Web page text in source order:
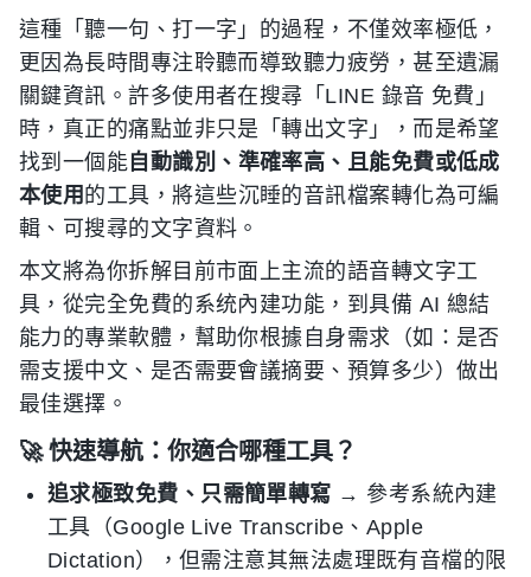
這種「聽一句、打一字」的過程，不僅效率極低，
更因為長時間專注聆聽而導致聽力疲勞，甚至遺漏
關鍵資訊。許多使用者在搜尋「LINE 錄音 免費」
時，真正的痛點並非只是「轉出文字」，而是希望
找到一個能 自動識別、準確率高、且能免費或低成
本使用 的工具，將這些沉睡的音訊檔案轉化為可編
輯、可搜尋的文字資料。
本文將為你拆解目前市面上主流的語音轉文字工
具，從完全免費的系统內建功能，到具備 AI 總結
能力的專業軟體，幫助你根據自身需求（如：是否
需支援中文、是否需要會議摘要、預算多少）做出
最佳選擇。
🚀 快速導航：你適合哪種工具？
追求極致免費、只需簡單轉寫 → 參考系統內建
工具（Google Live Transcribe、Apple
Dictation），但需注意其無法處理既有音檔的限